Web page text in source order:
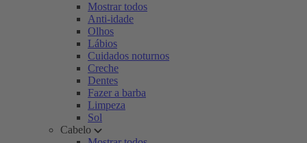
Mostrar todos
Anti-idade
Olhos
Lábios
Cuidados noturnos
Creche
Dentes
Fazer a barba
Limpeza
Sol
Cabelo